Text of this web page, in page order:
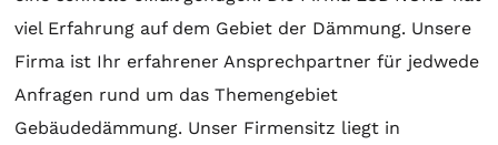
viel Erfahrung auf dem Gebiet der Dämmung. Unsere
Firma ist Ihr erfahrener Ansprechpartner für jedwede
Anfragen rund um das Themengebiet
Gebäudedämmung. Unser Firmensitz liegt in